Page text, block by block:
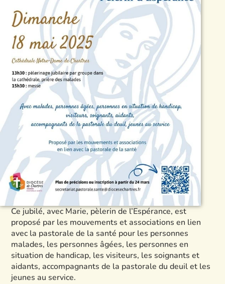
Ce jubilé, avec Marie, pèlerin de l’Espérance, est
proposé par les mouvements et associations en lien
avec la pastorale de la santé pour les personnes
malades, les personnes âgées, les personnes en
situation de handicap, les visiteurs, les soignants et
aidants, accompagnants de la pastorale du deuil et les
jeunes au service.